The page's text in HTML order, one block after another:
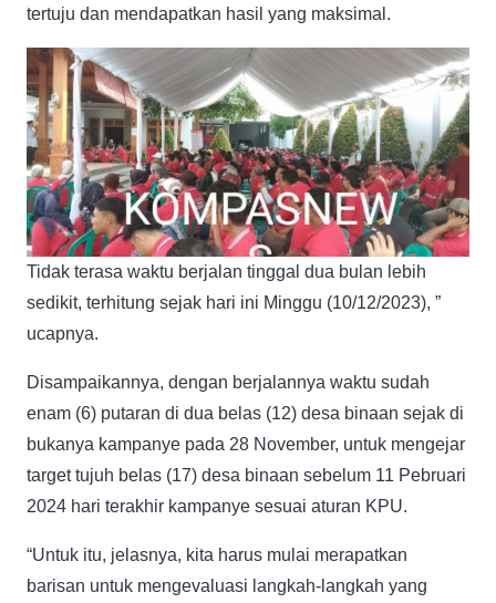
tertuju dan mendapatkan hasil yang maksimal.
Tidak terasa waktu berjalan tinggal dua bulan lebih
sedikit, terhitung sejak hari ini Minggu (10/12/2023), ”
ucapnya.
Disampaikannya, dengan berjalannya waktu sudah
enam (6) putaran di dua belas (12) desa binaan sejak di
bukanya kampanye pada 28 November, untuk mengejar
target tujuh belas (17) desa binaan sebelum 11 Pebruari
2024 hari terakhir kampanye sesuai aturan KPU.
“Untuk itu, jelasnya, kita harus mulai merapatkan
barisan untuk mengevaluasi langkah-langkah yang